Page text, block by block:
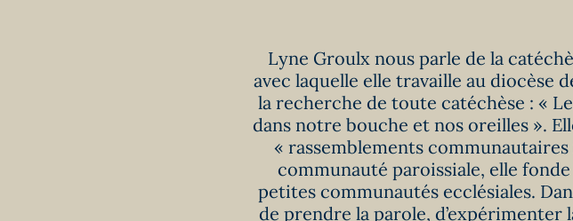
Lyne Groulx nous parle de la
avec laquelle elle travaille au diocèse
la recherche de toute catéchèse : «
dans notre bouche et nos oreilles ».
« rassemblements
communauté paroissiale, elle
petites communautés ecclésiales.
de prendre la parole, d’expérimenter